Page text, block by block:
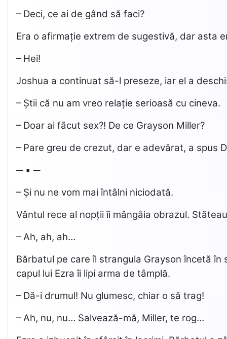
– Deci, ce ai de gând să faci?
Era o afirmație extrem de sugestivă, dar asta
– Hei!
Joshua a continuat să-l preseze, iar el a
– Știi că nu am vreo relație serioasă cu cineva.
– Doar ai făcut sex?! De ce Grayson Miller?
– Pare greu de crezut, dar e adevărat, a spus
─ ▪ ─
– Și nu ne vom mai întâlni niciodată.
Vântul rece al nopții îi mângâia obrazul.
– Ah, ah, ah…
Bărbatul pe care îl strangula Grayson încetă
capul lui Ezra îi lipi arma de tâmplă.
– Dă-i drumul! Nu glumesc, chiar o să trag!
– Ah, nu, nu… Salvează-mă, Miller, te rog…